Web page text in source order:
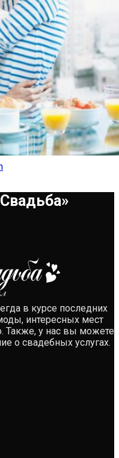
в курсе последних
интересных мест
Также, у нас вы можете
о свадебных услугах.